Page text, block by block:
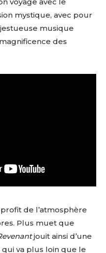
voyage avec le
mystique, avec pour
musique
des
de l’atmosphère
Plus muet que
jouit ainsi d’une
va plus loin que le